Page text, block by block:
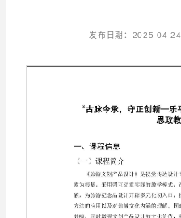
发布日期：2025-04-24